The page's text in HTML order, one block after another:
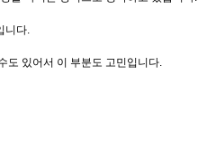
니다.
도 있어서 이 부분도 고민입니다.